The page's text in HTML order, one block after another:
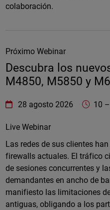
colaboración.
Próximo Webinar
Descubra los
M4850, M5850 y
WatchGuard Technologies
28 agosto 2026 10 –
Live Webinar
Las redes de sus clientes
firewalls actuales. El tráfico
de sesiones concurrentes y
demandantes en ancho de
manifiesto las limitaciones
antiguas, obligando a los